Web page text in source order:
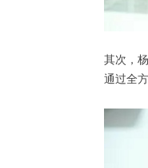
其次，
通过全